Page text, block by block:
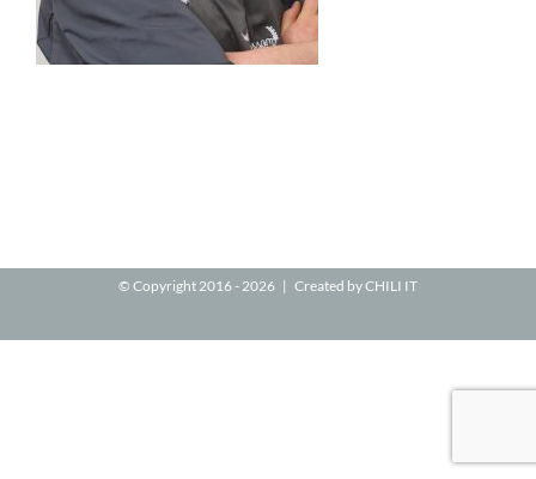
© Copyright 2016 -2026 | Created byCHILI IT